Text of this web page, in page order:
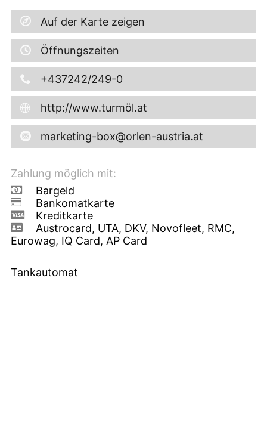
Auf der Karte zeigen
Öffnungszeiten
+437242/249-0
http://www.turmöl.at
marketing-box@orlen-austria.at
Zahlung möglich mit:
Bargeld
Bankomatkarte
Kreditkarte
Austrocard, UTA, DKV, Novofleet, RMC,
Eurowag, IQ Card, AP Card
Tankautomat